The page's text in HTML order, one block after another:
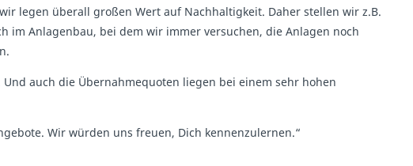
legen überall großen Wert auf Nachhaltigkeit. Daher stellen wir z.B.
im Anlagenbau, bei dem wir immer versuchen, die Anlagen noch
auch die Übernahmequoten liegen bei einem sehr hohen
Wir würden uns freuen, Dich kennenzulernen.“